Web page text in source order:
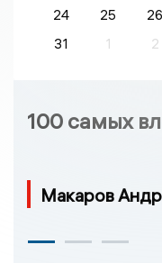
24
25 26
31
1 2
100 самых
Макаров